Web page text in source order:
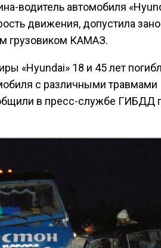
водитель автомобиля
движения, допустила
грузовиком КАМАЗ.
«Hyundai» 18 и 45 лет
с различными травмами
в пресс-службе ГИБДД